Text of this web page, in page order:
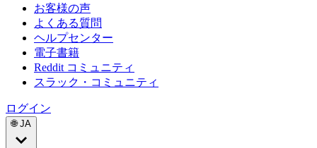
お客様の声
よくある質問
ヘルプセンター
電子書籍
Reddit コミュニティ
スラック・コミュニティ
ログイン
🌐 JA